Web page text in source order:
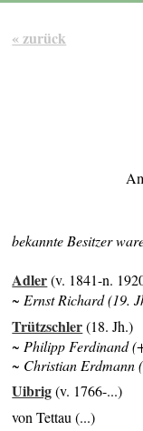
« zurück
bekannte Besitzer
Adler(v. 1841-n.
~ Ernst Richard (19.
Trützschler(18. Jh.)
~ Philipp Ferdinand
~ Christian Erdmann
Uibrig(v. 1766-...)
von Tettau (...)